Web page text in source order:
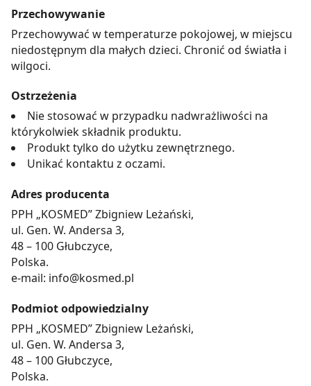
Przechowywanie
Przechowywać w temperaturze pokojowej, w miejscu
niedostępnym dla małych dzieci. Chronić od światła i
wilgoci.
Ostrzeżenia
Nie stosować w przypadku nadwrażliwości na
którykolwiek składnik produktu.
Produkt tylko do użytku zewnętrznego.
Unikać kontaktu z oczami.
Adres producenta
PPH „KOSMED” Zbigniew Leżański,
ul. Gen. W. Andersa 3,
48 – 100 Głubczyce,
Polska.
e-mail: info@kosmed.pl
Podmiot odpowiedzialny
PPH „KOSMED” Zbigniew Leżański,
ul. Gen. W. Andersa 3,
48 – 100 Głubczyce,
Polska.